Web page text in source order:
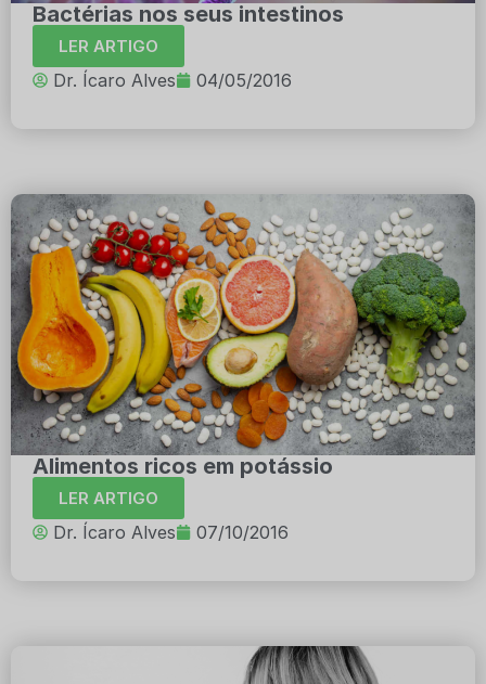
Bactérias nos seus intestinos
LER ARTIGO
Dr. Ícaro Alves 04/05/2016
Alimentos ricos em potássio
LER ARTIGO
Dr. Ícaro Alves 07/10/2016